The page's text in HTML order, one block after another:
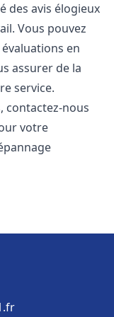
des avis élogieux
Vous pouvez
en
assurer de la
service.
contactez-nous
votre